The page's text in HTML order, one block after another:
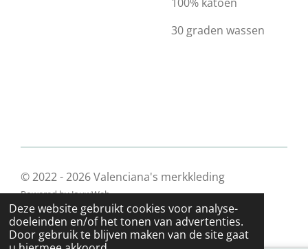
Deze website gebruikt cookies voor analyse-
doeleinden en/of het tonen van advertenties.
Door gebruik te blijven maken van de site gaat
30 graden wassen
© 2022 - 2026 Valenciana's merkkleding
Powered byJouwWeb